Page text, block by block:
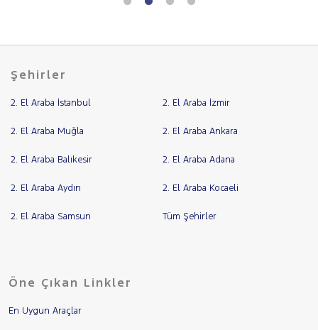
Şehirler
2. El Araba İstanbul 2. El Araba İzmir
2. El Araba Muğla 2. El Araba Ankara
2. El Araba Balıkesir 2. El Araba Adana
2. El Araba Aydın 2. El Araba Kocaeli
2. El Araba Samsun Tüm Şehirler
Öne Çıkan Linkler
En Uygun Araçlar